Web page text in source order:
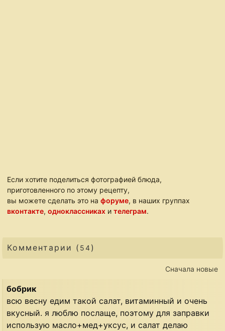
Если хотите поделиться фотографией блюда,
приготовленного по этому рецепту,
вы можете сделать это нафоруме, в наших группах
вконтакте,одноклассниках ителеграм.
Комментарии ( 54)
Сначала новые
бобрик
всю весну едим такой салат, витаминный и очень
вкусный. я люблю послаще, поэтому для заправки
использую масло+мед+уксус, и салат делаю